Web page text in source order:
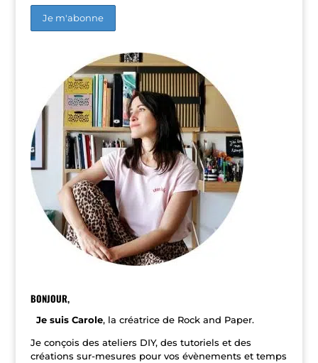
v
e
:
BONJOUR,
Je suis Carole, la créatrice de Rock and Paper.
Je conçois des ateliers DIY, des tutoriels et des
créations sur-mesures pour vos évènements et temps